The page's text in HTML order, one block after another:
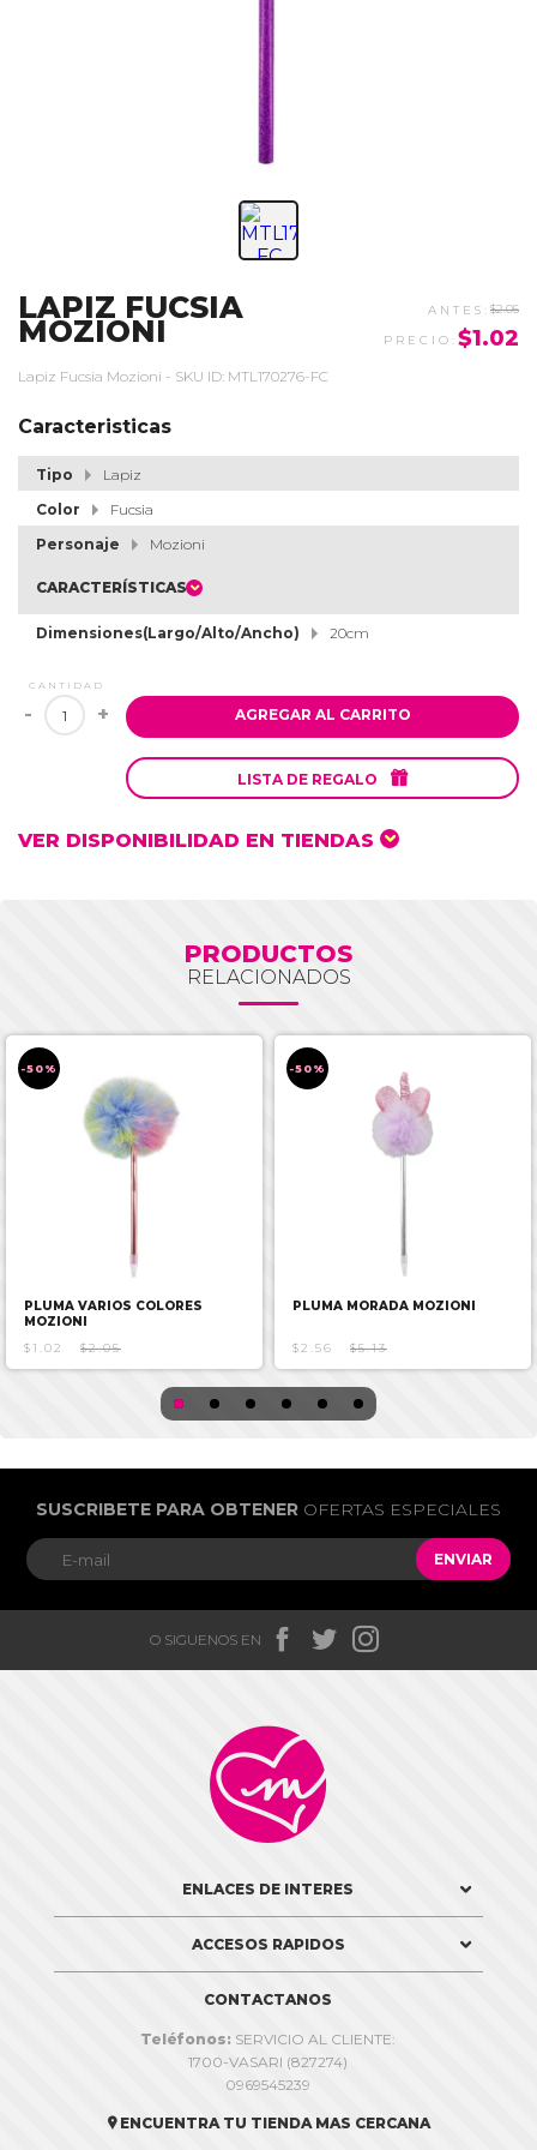
LAPIZ FUCSIA
MOZIONI
$2.05
$1.02
Lapiz Fucsia Mozioni - SKU ID: MTL170276-FC
Caracteristicas
Tipo
Lapiz
Color
Fucsia
Personaje
Mozioni
CARACTERÍSTICAS
Dimensiones(Largo/Alto/Ancho) 20cm
CANTIDAD
- + AGREGAR AL CARRITO
LISTA DE REGALO 
VER DISPONIBILIDAD EN TIENDAS
PRODUCTOS
RELACIONADOS
-50%
PLUMA VARIOS COLORES
MOZIONI
$1.02
$2.05
-50%
PLUMA MORADA MOZIONI
$2.56 $5.13
SUSCRIBETE PARA OBTENER OFERTAS ESPECIALES
ENVIAR
O SIGUENOS EN   

ENLACES DE INTERES
ACCESOS RAPIDOS
CONTACTANOS
Teléfonos: SERVICIO AL CLIENTE:
1700-VASARI (827274)
0969545239
 ENCUENTRA TU TIENDA MAS CERCANA